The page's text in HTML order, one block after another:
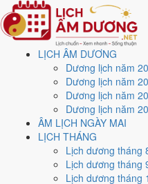
LỊCH ÂM DƯƠNG
Dương lịch năm
Dương lịch năm
Dương lịch năm
Dương lịch năm
ÂM LỊCH NGÀY MAI
LỊCH THÁNG
Lịch dương tháng
Lịch dương tháng
Lịch dương tháng
Trang chủ
Lịch năm 2011
Tháng 4/2011
Ngày 22/4/2011 (Đinh Mùi)
Xem ngày
lịch - Ngày